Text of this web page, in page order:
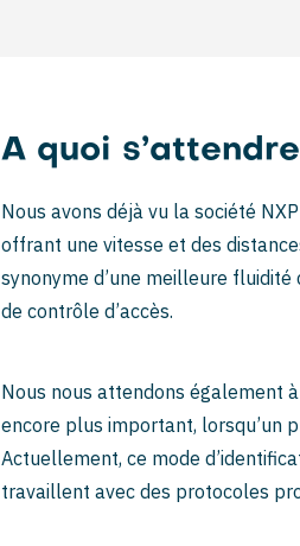
A quoi
Nous avons déjà vu la société
offrant une vitesse et des
synonyme d’une meilleure
de contrôle d’accès.
Nous nous attendons également
encore plus important, lorsqu’un
Actuellement, ce mode
travaillent avec des protocoles